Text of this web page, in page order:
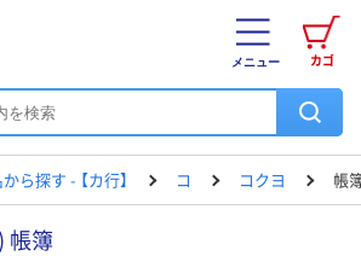
カゴ
メニュー
ら探す - 【カ行】 コ コクヨ 帳
帳簿